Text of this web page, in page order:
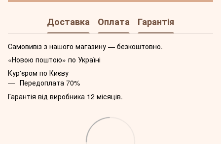
Доставка Оплата Гарантія
Самовивіз з нашого магазину — безкоштовно.
«Новою поштою» по Україні
Кур'єром по Києву
Передоплата 70%
Гарантія від виробника 12 місяців.